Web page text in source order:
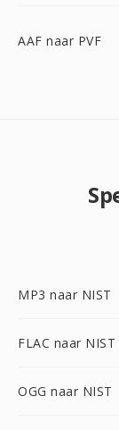
AAF naar PVF
MP3 naar NIST
FLAC naar NIST
OGG naar NIST